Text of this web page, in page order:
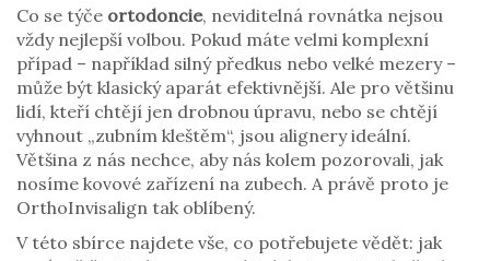
Co se týče ortodoncie, neviditelná rovnátka nejsou
vždy nejlepší volbou. Pokud máte velmi komplexní
případ – například silný předkus nebo velké mezery –
může být klasický aparát efektivnější. Ale pro většinu
lidí, kteří chtějí jen drobnou úpravu, nebo se chtějí
vyhnout „zubním kleštěm“, jsou alignery ideální.
Většina z nás nechce, aby nás kolem pozorovali, jak
nosíme kovové zařízení na zubech. A právě proto je
OrthoInvisalign tak oblíbený.
V této sbírce najdete vše, co potřebujete vědět: jak